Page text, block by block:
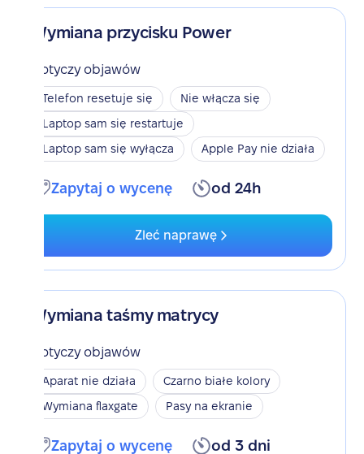
Wymiana przycisku Power
Dotyczy objawów
Telefon resetuje się
Nie włącza się
Laptop sam się restartuje
Laptop sam się wyłącza
Apple Pay nie działa
Zapytaj o wycenę od 24h
Zleć naprawę
Wymiana taśmy matrycy
Dotyczy objawów
Aparat nie działa
Czarno białe kolory
Wymiana flaxgate
Pasy na ekranie
Zapytaj o wycenę od 3 dni